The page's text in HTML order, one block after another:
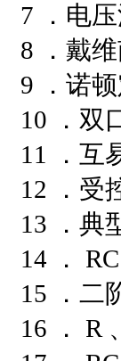
7 ．电
8 ．戴
9 ．诺
10 ．双
11 ．互
12 ．受
13 ．典
14 ．
15 ．二
16 ． R